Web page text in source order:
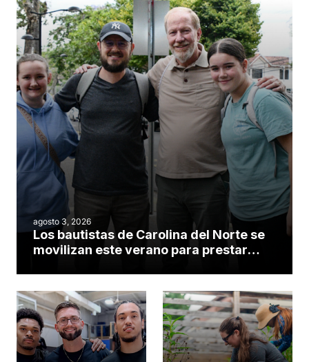
agosto 3, 2026
Los bautistas de Carolina del Norte se
movilizan este verano para prestar